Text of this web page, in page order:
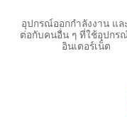
อุปกรณ์ออกกำลังงาน แล
ต่อกับคนอื่น ๆ ที่ใช้อุปกร
อินเตอร์เน็ต